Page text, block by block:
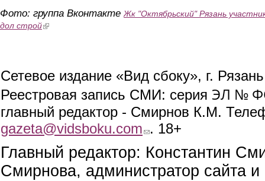
Фото: группа ВконтактеЖк "Октябрьский" Рязань
дол строй (link is external)
Сетевое издание «Вид сбоку», г.
Реестровая запись СМИ: серия ЭЛ №
главный редактор - Смирнов К.М.
gazeta@vidsboku.com (link sends e-mail)
. 18+
Главный редактор: Константин
Смирнова, администратор сайта